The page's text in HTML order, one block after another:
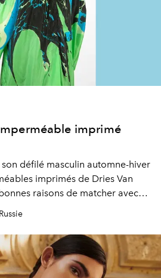
imprimé
défilé masculin automne-hiver
imprimés de Dries Van
raisons de matcher avec